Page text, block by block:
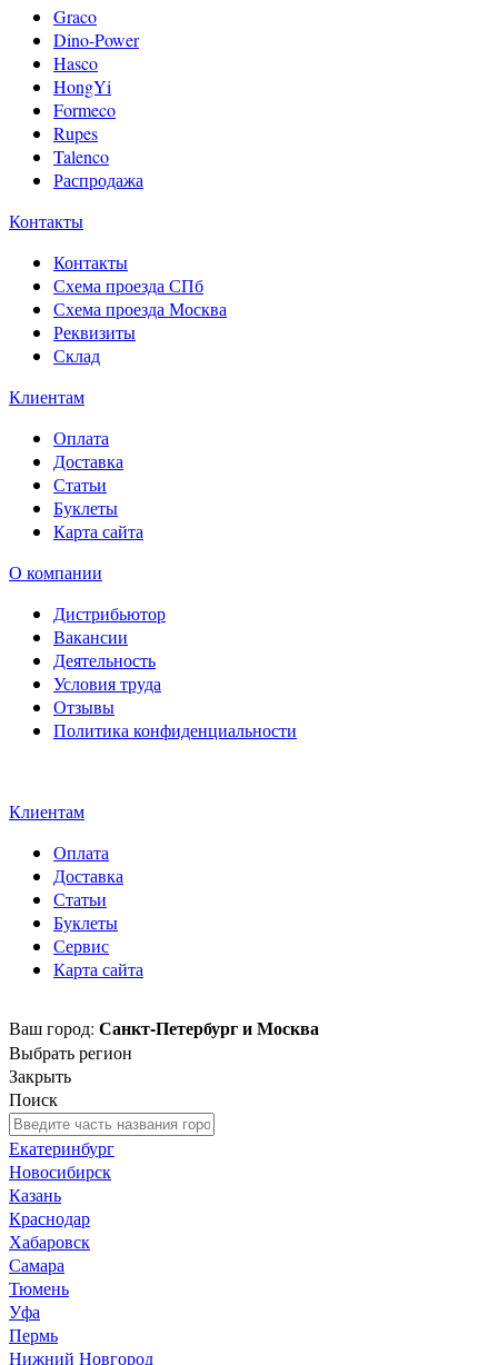
Graco
Dino-Power
Hasco
HongYi
Formeco
Rupes
Talenco
Распродажа
Контакты
Контакты
Схема проезда СПб
Схема проезда Москва
Реквизиты
Склад
Клиентам
Оплата
Доставка
Статьи
Буклеты
Карта сайта
О компании
Дистрибьютор
Вакансии
Деятельность
Условия труда
Отзывы
Политика конфиденциальности
Клиентам
Оплата
Доставка
Статьи
Буклеты
Сервис
Карта сайта
Ваш город: Санкт-Петербург и Москва
Выбрать регион
Закрыть
Поиск
Екатеринбург
Новосибирск
Казань
Краснодар
Хабаровск
Самара
Тюмень
Уфа
Пермь
Нижний Новгород